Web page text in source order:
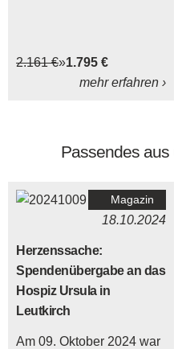
2.161 € 1.795 €
mehr erfahren ›
Passendes
Magazin
18.10.2024
Herzenssache:
Spendenübergabe an das
Hospiz Ursula in
Leutkirch
Am 09. Oktober 2024 war